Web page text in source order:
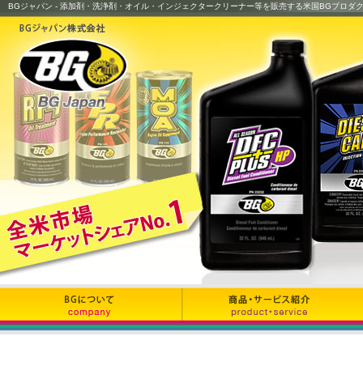
BGジャパン - 添加剤・洗浄剤・オイル・インジェクタークリーナー等を販売する米国BGプロダ